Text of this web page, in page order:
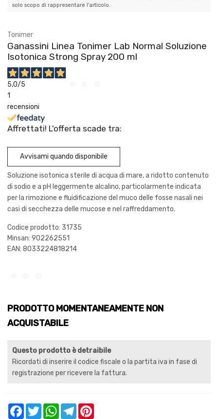
solo scopo di rappresentare l'articolo.
Tonimer
Ganassini Linea Tonimer Lab Normal Soluzione
Isotonica Strong Spray 200 ml
5,0/5
1
recensioni
Affrettati! L'offerta scade tra:
Avvisami quando disponibile
Soluzione isotonica sterile di acqua di mare, a ridotto contenuto
di sodio e a pH leggermente alcalino, particolarmente indicata
per la rimozione e fluidificazione del muco delle fosse nasali nei
casi di secchezza delle mucose e nel raffreddamento.
Codice prodotto: 31735
Minsan: 902262551
EAN: 8033224818214
PRODOTTO MOMENTANEAMENTE NON
ACQUISTABILE
Questo prodotto è detraibile
Ricordati di inserire il codice fiscale o la partita iva in fase di
registrazione per ricevere la fattura.
FacebookTwitter WhatsAppTelegram